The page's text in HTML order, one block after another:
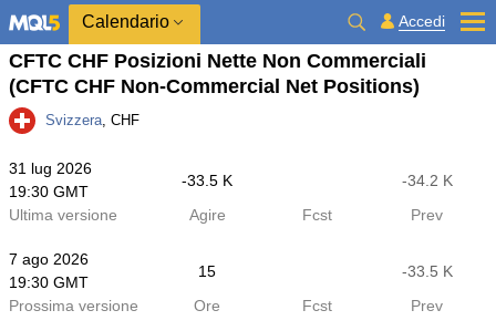
Calendario Accedi
CFTC CHF Posizioni Nette Non Commerciali
(CFTC CHF Non-Commercial Net Positions)
Svizzera, CHF
31 lug 2026
19:30 GMT
-33.5 K
-34.2 K
Ultima versione
Agire Fcst Prev
7 ago 2026
19:30 GMT
15
-33.5 K
Prossima versione
Ore Fcst Prev